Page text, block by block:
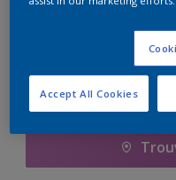
Ajouter
Accept All Cookies